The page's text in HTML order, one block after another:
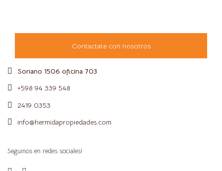
Contactate con nosotros
Soriano 1506 oficina 703
+598 94 339 548
2419 0353
info@hermidapropiedades.com
Seguinos en redes sociales!